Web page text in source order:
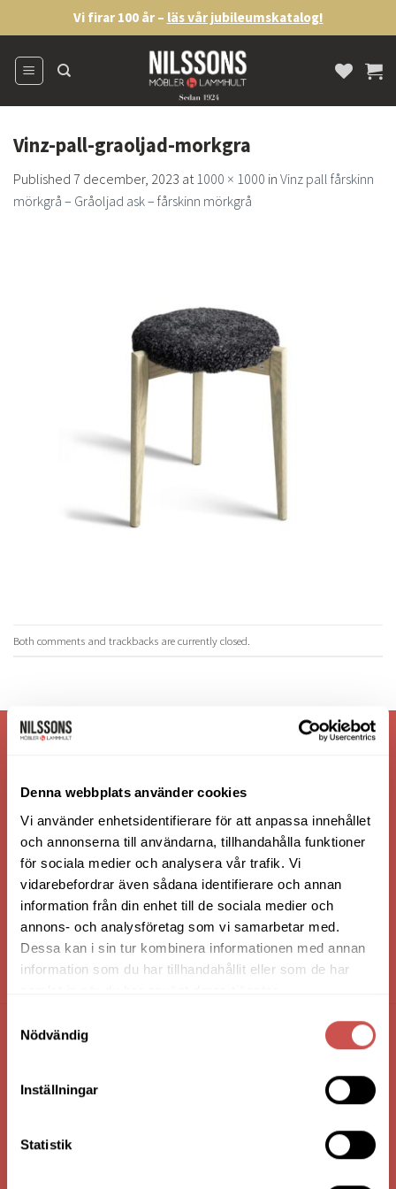
Denna webbplats använder cookies
Vi använder enhetsidentifierare för att anpassa innehållet
och annonserna till användarna, tillhandahålla funktioner
för sociala medier och analysera vår trafik. Vi
vidarebefordrar även sådana identifierare och annan
information från din enhet till de sociala medier och
annons- och analysföretag som vi samarbetar med.
Dessa kan i sin tur kombinera informationen med annan
information som du har tillhandahållit eller som de har
Nödvändig
Inställningar
Statistik
to
content
Vi firar 100 år – läs vår jubileumskatalog!
Vinz-pall-graoljad-morkgra
Published 7 december, 2023 at1000 × 1000 in Vinz pall fårskinn
mörkgrå – Gråoljad ask – fårskinn mörkgrå
Both comments and trackbacks are currently closed.
HANDLA VIA: BUTIK - WEBBSHOP - TELEFON
FÖRETAGSUPPGIFTER
Nilssons Möbler i Lammhult
Org. Nummer: 556062-1780